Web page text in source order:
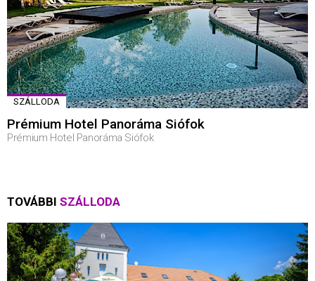
SZÁLLODA
Prémium Hotel Panoráma Siófok
Prémium Hotel Panoráma Siófok
TOVÁBBI SZÁLLODA